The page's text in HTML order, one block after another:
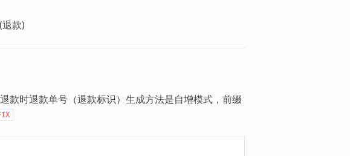
退款)
款时退款单号（退款标识）生成方法是自增模式，前缀